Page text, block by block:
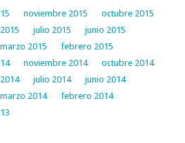
noviembre 2015
octubre 2015
julio 2015
junio 2015
marzo 2015
febrero 2015
noviembre 2014
octubre 2014
julio 2014
junio 2014
marzo 2014
febrero 2014